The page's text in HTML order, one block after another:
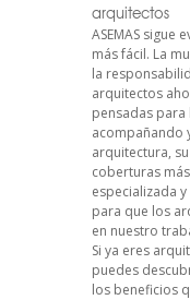
arquitectos
ASEMAS
más fácil. La
la
arquitectos
pensadas para
acompañando
arquitectura,
coberturas
especializada
para que los
en nuestro
Si ya eres
puedes
los beneficios